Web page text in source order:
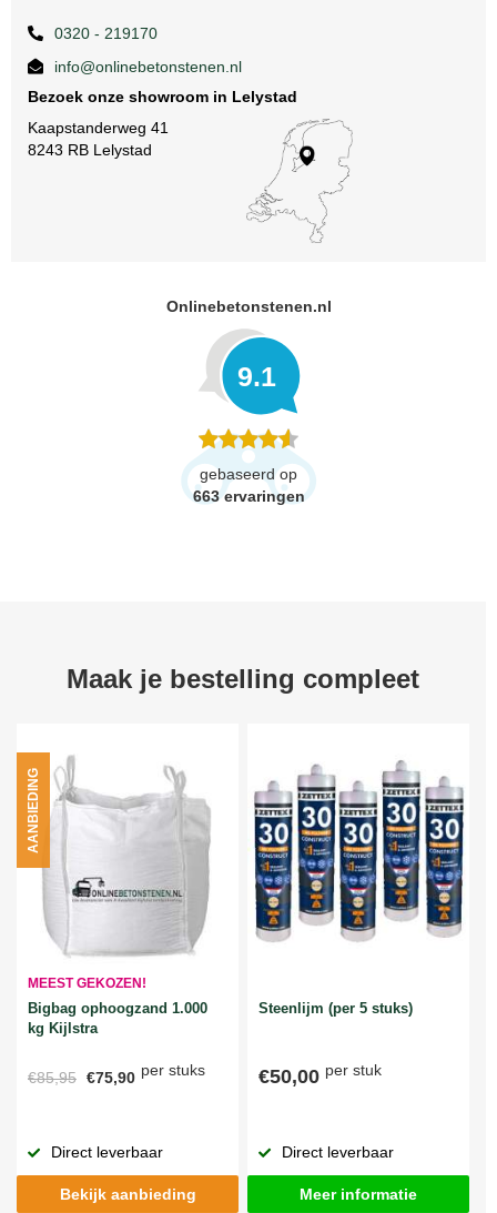
0320 - 219170
info@onlinebetonstenen.nl
Bezoek onze showroom in Lelystad
Kaapstanderweg 41
8243 RB Lelystad
Onlinebetonstenen.nl
9.1
gebaseerd op
663 ervaringen
Maak je bestelling compleet
MEEST GEKOZEN!
Bigbag ophoogzand 1.000
kg Kijlstra
€85,95 €75,90 per stuks
AANBIEDING
Direct leverbaar
Bekijk aanbieding
Steenlijm (per 5 stuks)
€50,00 per stuk
Direct leverbaar
Meer informatie